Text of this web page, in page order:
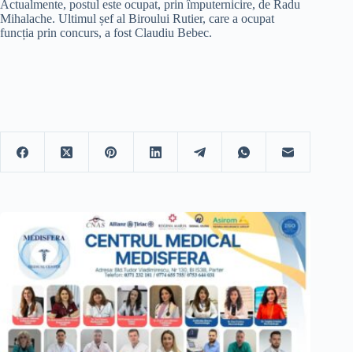
Actualmente, postul este ocupat, prin împuternicire, de Radu
Mihalache. Ultimul șef al Biroului Rutier, care a ocupat
funcția prin concurs, a fost Claudiu Bebec.